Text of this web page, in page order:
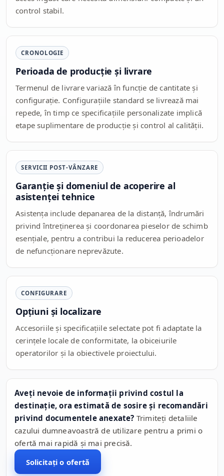
control stabil.
CRONOLOGIE
Perioada de producție și livrare
Termenul de livrare variază în funcție de cantitate și
configurație. Configurațiile standard se livrează mai
repede, în timp ce specificațiile personalizate implică
etape suplimentare de producție și control al calității.
SERVICII POST-VÂNZARE
Garanție și domeniul de acoperire al
asistenței tehnice
Asistența include depanarea de la distanță, îndrumări
privind întreținerea și coordonarea pieselor de schimb
esențiale, pentru a contribui la reducerea perioadelor
de nefuncționare neprevăzute.
CONFIGURARE
Opțiuni și localizare
Accesoriile și specificațiile selectate pot fi adaptate la
cerințele locale de conformitate, la obiceiurile
operatorilor și la obiectivele proiectului.
Aveți nevoie de informații privind costul la
destinație, ora estimată de sosire și recomandări
privind documentele anexate? Trimiteți detaliile
cazului dumneavoastră de utilizare pentru a primi o
ofertă mai rapidă și mai precisă.
Solicitați o ofertă